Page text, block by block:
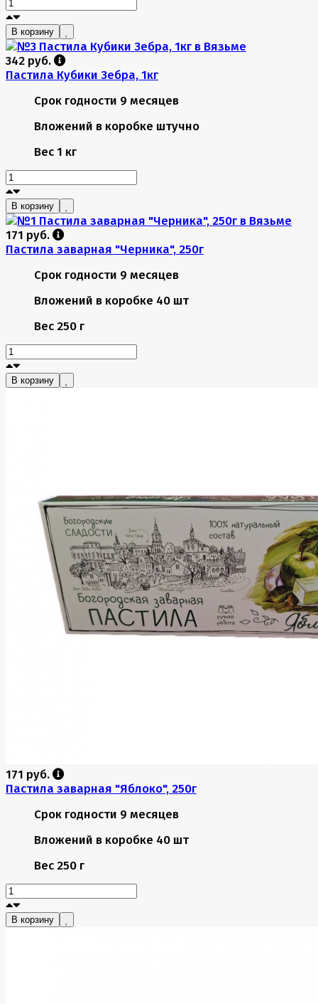
В корзину
342 руб.
Пастила Кубики Зебра, 1кг
Срок годности 9 месяцев
Вложений в коробке штучно
Вес 1 кг
В корзину
171 руб.
Пастила заварная "Черника", 250г
Срок годности 9 месяцев
Вложений в коробке 40 шт
Вес 250 г
В корзину
171 руб.
Пастила заварная "Яблоко", 250г
Срок годности 9 месяцев
Вложений в коробке 40 шт
Вес 250 г
В корзину